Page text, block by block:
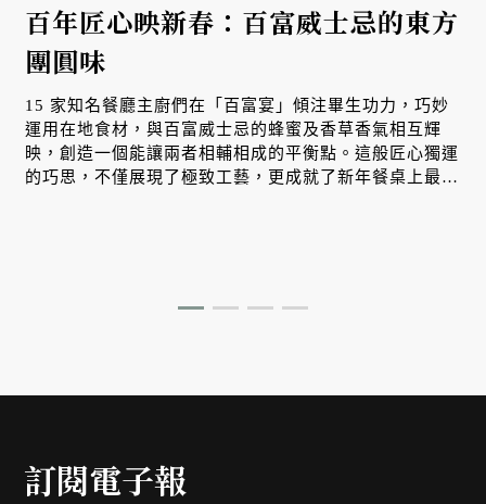
百年匠心映新春：百富威士忌的東方
團圓味
15 家知名餐廳主廚們在「百富宴」傾注畢生功力，巧妙
運用在地食材，與百富威士忌的蜂蜜及香草香氣相互輝
映，創造一個能讓兩者相輔相成的平衡點。這般匠心獨運
的巧思，不僅展現了極致工藝，更成就了新年餐桌上最動
訂閱電子報